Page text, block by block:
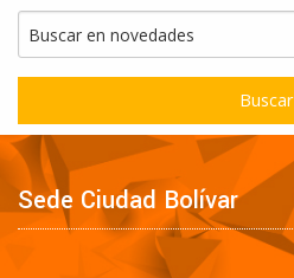
Buscar
Sede Ciudad Bolívar